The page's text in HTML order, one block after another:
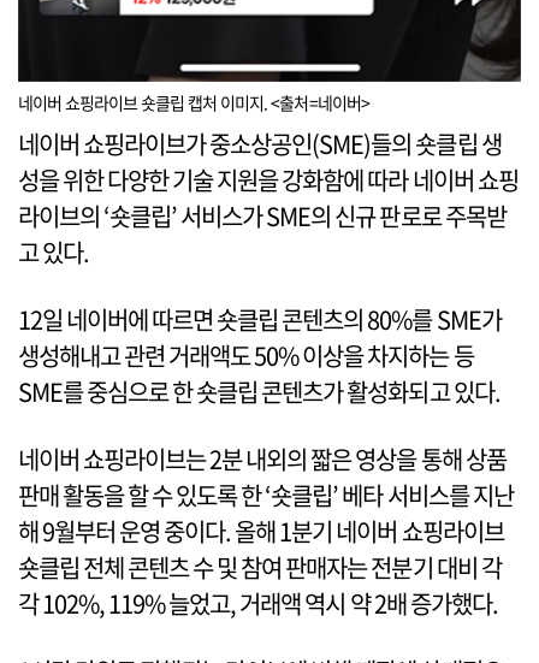
네이버 쇼핑라이브 숏클립 캡처 이미지. <출처=네이버>
네이버 쇼핑라이브가 중소상공인(SME)들의 숏클립 생
성을 위한 다양한 기술 지원을 강화함에 따라 네이버 쇼핑
라이브의 ‘숏클립’ 서비스가 SME의 신규 판로로 주목받
고 있다.
12일 네이버에 따르면 숏클립 콘텐츠의 80%를 SME가
생성해내고 관련 거래액도 50% 이상을 차지하는 등
SME를 중심으로 한 숏클립 콘텐츠가 활성화되고 있다.
네이버 쇼핑라이브는 2분 내외의 짧은 영상을 통해 상품
판매 활동을 할 수 있도록 한 ‘숏클립’ 베타 서비스를 지난
해 9월부터 운영 중이다. 올해 1분기 네이버 쇼핑라이브
숏클립 전체 콘텐츠 수 및 참여 판매자는 전분기 대비 각
각 102%, 119% 늘었고, 거래액 역시 약 2배 증가했다.